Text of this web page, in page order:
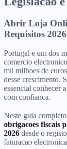
Abrir Loja
Requisitos 2026
Portugal e um dos
comercio
mil milhoes de
desse crescimento.
essencial conhecer
com confianca.
Neste guia
obrigacoes fiscais
2026 desde o
faturacao